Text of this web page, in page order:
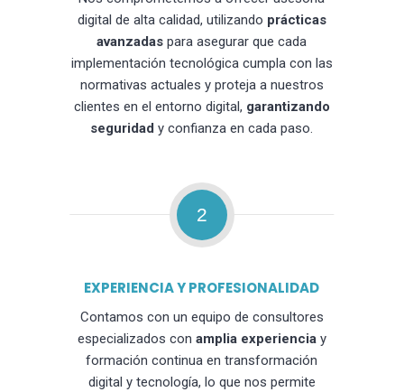
digital de alta calidad, utilizando prácticas
avanzadas para asegurar que cada
implementación tecnológica cumpla con las
normativas actuales y proteja a nuestros
clientes en el entorno digital, garantizando
seguridad y confianza en cada paso.
2
EXPERIENCIA Y PROFESIONALIDAD
Contamos con un equipo de consultores
especializados con amplia experienciay
formación continua en transformación
digital y tecnología, lo que nos permite